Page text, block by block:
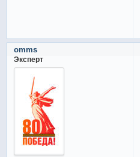
omms
Эксперт